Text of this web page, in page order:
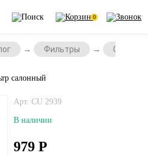
0
Фильтры
салонный
Арт. CU 2939
В наличии
979 Р